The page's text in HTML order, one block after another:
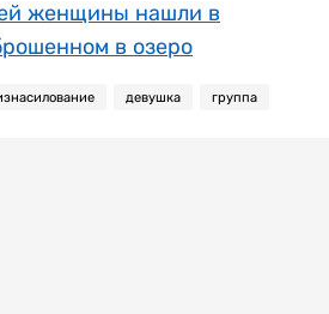
женщины нашли в
в озеро
девушка группа